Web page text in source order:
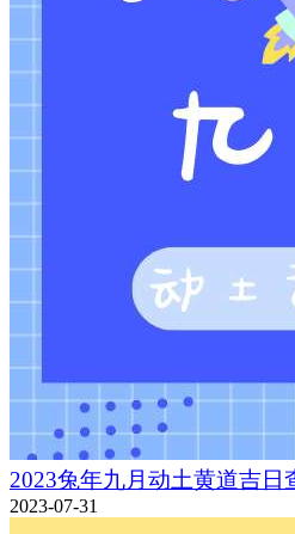
2023兔年九月动土黄道吉日
2023-07-31